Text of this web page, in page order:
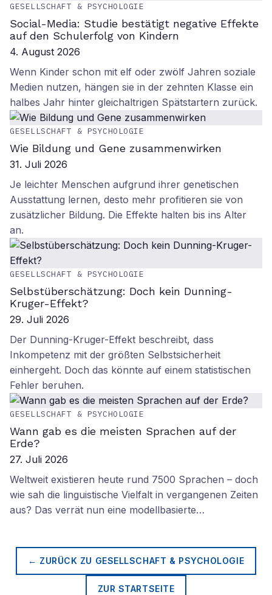
GESELLSCHAFT & PSYCHOLOGIE
Social-Media: Studie bestätigt negative Effekte
auf den Schulerfolg von Kindern
4. August 2026
Wenn Kinder schon mit elf oder zwölf Jahren soziale
Medien nutzen, hängen sie in der zehnten Klasse ein
halbes Jahr hinter gleichaltrigen Spätstartern zurück.
GESELLSCHAFT & PSYCHOLOGIE
Wie Bildung und Gene zusammenwirken
31. Juli 2026
Je leichter Menschen aufgrund ihrer genetischen
Ausstattung lernen, desto mehr profitieren sie von
zusätzlicher Bildung. Die Effekte halten bis ins Alter
an.
GESELLSCHAFT & PSYCHOLOGIE
Selbstüberschätzung: Doch kein Dunning-
Kruger-Effekt?
29. Juli 2026
Der Dunning-Kruger-Effekt beschreibt, dass
Inkompetenz mit der größten Selbstsicherheit
einhergeht. Doch das könnte auf einem statistischen
Fehler beruhen.
GESELLSCHAFT & PSYCHOLOGIE
Wann gab es die meisten Sprachen auf der
Erde?
27. Juli 2026
Weltweit existieren heute rund 7500 Sprachen – doch
wie sah die linguistische Vielfalt in vergangenen Zeiten
aus? Das verrät nun eine modellbasierte…
← ZURÜCK ZU GESELLSCHAFT & PSYCHOLOGIE
ZUR STARTSEITE